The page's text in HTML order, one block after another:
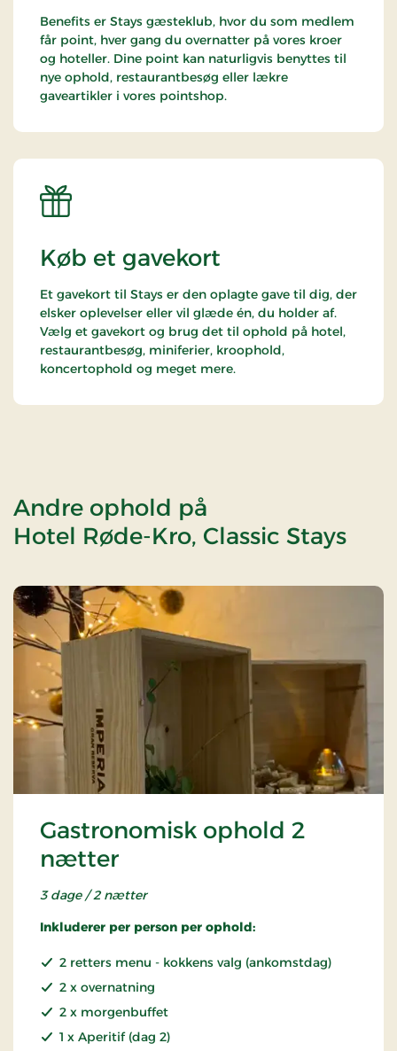
Benefits er Stays gæsteklub, hvor du som medlem
får point, hver gang du overnatter på vores kroer
og hoteller. Dine point kan naturligvis benyttes til
nye ophold, restaurantbesøg eller lækre
gaveartikler i vores pointshop.
Køb et gavekort
Et gavekort til Stays er den oplagte gave til dig, der
elsker oplevelser eller vil glæde én, du holder af.
Vælg et gavekort og brug det til ophold på hotel,
restaurantbesøg, miniferier, kroophold,
koncertophold og meget mere.
Andre ophold på
Hotel Røde-Kro, Classic Stays
Gastronomisk ophold 2
nætter
3 dage / 2 nætter
Inkluderer per person per ophold:
2 retters menu - kokkens valg (ankomstdag)
2 x overnatning
2 x morgenbuffet
1 x Aperitif (dag 2)